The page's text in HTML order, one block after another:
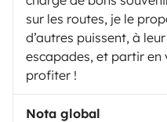
sur les routes, je le
d’autres puissent, à
escapades, et partir
profiter !
Nota global